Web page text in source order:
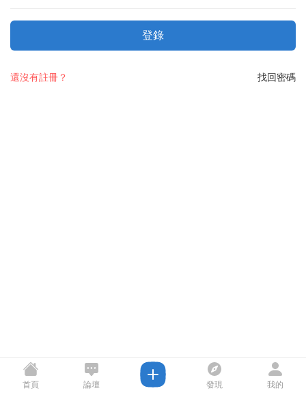
登錄
找回密碼
還沒有註冊？
首頁 論壇 發現 我的